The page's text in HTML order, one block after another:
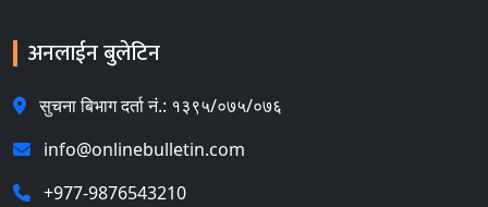
अनलाईन बुलेटिन
सुचना बिभाग दर्ता नं.: १३९५/०७५/०७६
info@onlinebulletin.com
+977-9876543210